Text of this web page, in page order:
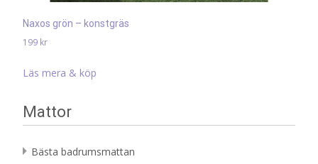
Naxos grön – konstgräs
199 kr
Läs mera & köp
Mattor
Bästa badrumsmattan